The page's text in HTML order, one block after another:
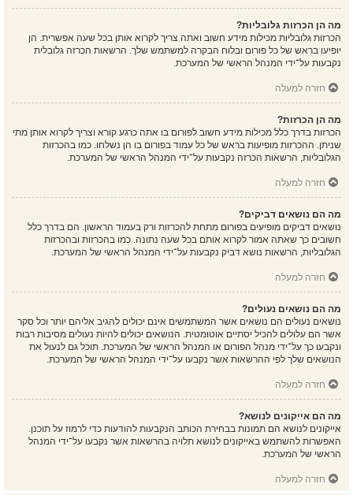
מה הן הכרזות גלובליות?
הכרזות גלובליות מכילות מידע חשוב ואתה צריך לקרוא אותן בכל שעה אפשרית. הן
יופיעו בראש של כל פורום ובלוח הבקרה למשתמש שלך. הרשאות הכרזה גלובלית
נקבעות על־ידי המנהל הראשי של המערכת.
חזרה למעלה
מה הן הכרזות?
הכרזות בדרך כלל מכילות מידע חשוב לפורום בו אתה כרגע קורא וצריך לקרוא אותן מתי
שניתן. ההכרזות מופיעות בראש של כל עמוד בפורום בו הן נשלחו. כמו בהכרזות
הגלובליות, הרשאות הכרזה נקבעות על־ידי המנהל הראשי של המערכת.
חזרה למעלה
מה הם נושאים דביקים?
נושאים דביקים מופיעים בפורום מתחת להכרזות ורק בעמוד הראשון. הם בדרך כלל
חשובים כך שאתה אמור לקרוא אותם בכל שעה נתונה. כמו בהכרזות ובהכרזות
הגלובליות, הרשאות נושא דביק נקבעות על־ידי המנהל הראשי של המערכת.
חזרה למעלה
מה הם נושאים נעולים?
נושאים נעולים הם נושאים אשר המשתמשים אינם יכולים להגיב אליהם יותר וכל סקר
אשר הם עלולים להכיל יסתיים אוטומטית. הנושאים יכולים להיות נעולים מסיבות רבות
ונקבעו כך על־ידי מנהל הפורום או המנהל הראשי של המערכת. תוכל גם לנעול את
הנושאים שלך לפי ההרשאות אשר נקבעו על־ידי המנהל הראשי של המערכת.
חזרה למעלה
מה הם אייקונים לנושא?
אייקונים לנושא הם תמונות בבחירת הכותב הנקבעות להודעות כדי לרמוז על תוכנן.
האפשרות להשתמש באייקונים לנושא תלויה בהרשאות אשר נקבעו על־ידי המנהל
הראשי של המערכת.
חזרה למעלה